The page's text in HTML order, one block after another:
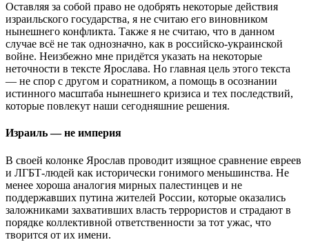
Оставляя за собой право не одобрять некоторые действия
израильского государства, я не считаю его виновником
нынешнего конфликта. Также я не считаю, что в данном
случае всё не так однозначно, как в российско-украинской
войне. Неизбежно мне придётся указать на некоторые
неточности в тексте Ярослава. Но главная цель этого текста
— не спор с другом и соратником, а помощь в осознании
истинного масштаба нынешнего кризиса и тех последствий,
которые повлекут наши сегодняшние решения.
Израиль — не империя
В своей колонке Ярослав проводит изящное сравнение евреев
и ЛГБТ-людей как исторически гонимого меньшинства. Не
менее хороша аналогия мирных палестинцев и не
поддержавших путина жителей России, которые оказались
заложниками захвативших власть террористов и страдают в
порядке коллективной ответственности за тот ужас, что
творится от их имени.